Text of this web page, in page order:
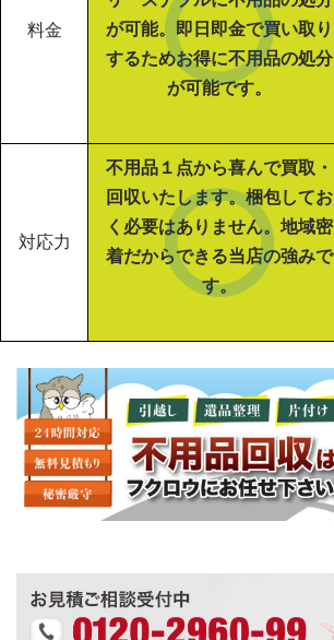
料金
が可能。即日即金で買い取り
するためお得に不用品の処分
が可能です。
対応力
不用品１点から喜んで買取・
回収いたします。梱包してお
く必要はありません。地域密
着だからできる当店の強みで
す。